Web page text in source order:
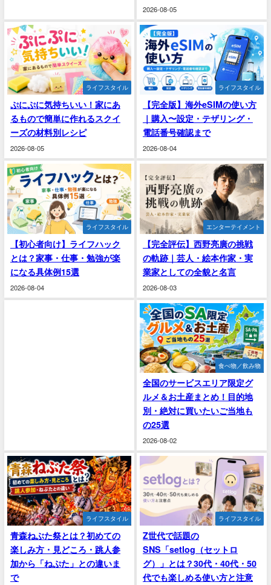
2026-08-05
ライフスタイル
ぷにぷに気持ちいい！家にあ
るもので簡単に作れるスクイ
ーズの材料別レシピ
2026-08-05
ライフスタイル
【完全版】海外eSIMの使い方
｜購入〜設定・テザリング・
電話番号確認まで
2026-08-04
ライフスタイル
【初心者向け】ライフハック
とは？家事・仕事・勉強が楽
になる具体例15選
2026-08-04
エンターテイメント
【完全評伝】西野亮廣の挑戦
の軌跡｜芸人・絵本作家・実
業家としての全貌と名言
2026-08-03
食べ物／飲み物
全国のサービスエリア限定グ
ルメ＆お土産まとめ！目的地
別・絶対に買いたいご当地も
の25選
2026-08-02
ライフスタイル
青森ねぶた祭とは？初めての
楽しみ方・見どころ・跳人参
加から「ねぷた」との違いま
で
ライフスタイル
Z世代で話題の
SNS「setlog（セットロ
グ）」とは？30代・40代・50
代でも楽しめる使い方と注意